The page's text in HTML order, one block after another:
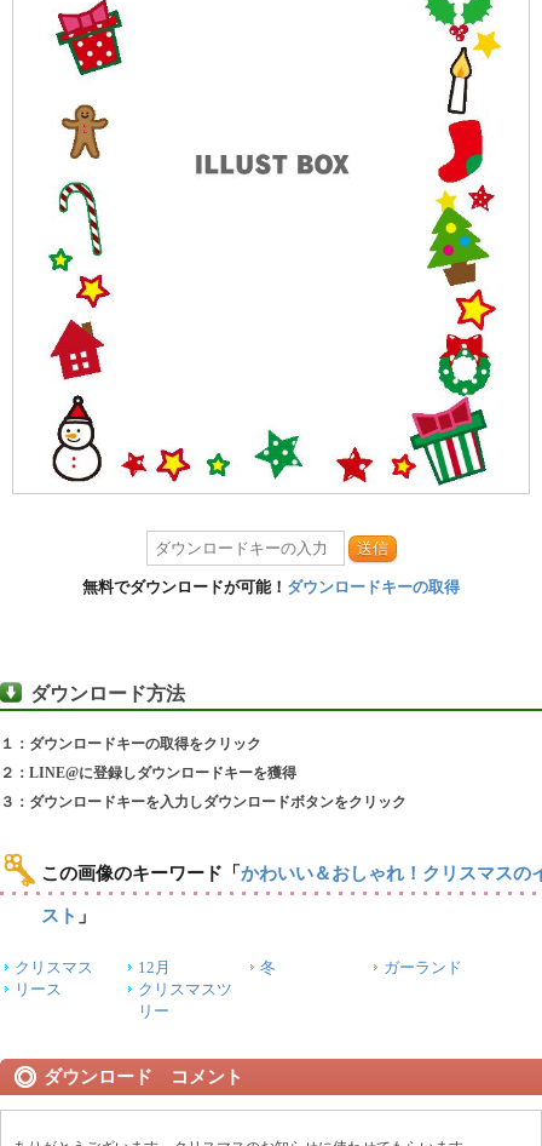
送信
無料でダウンロードが可能！ ダウンロードキーの取得
ダウンロード方法
１：ダウンロードキーの取得をクリック
２：LINE@に登録しダウンロードキーを獲得
３：ダウンロードキーを入力しダウンロードボタンをクリック
この画像のキーワード 「 かわいい＆おしゃれ！クリスマスの
スト 」
クリスマス 12月 冬
ガーランド
リース
クリスマスツ
リー
ダウンロード コメント